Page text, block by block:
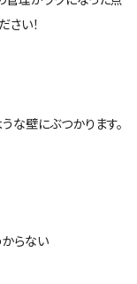
さい！
な壁にぶつかります。
らない